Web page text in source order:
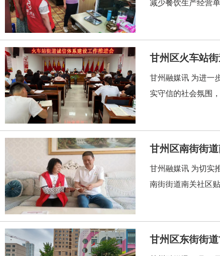
甘州区火车站
甘州融媒讯 为进一
实守信的社会氛围
甘州区南街街
甘州融媒讯 为切实
南街街道南关社区
甘州区东街街